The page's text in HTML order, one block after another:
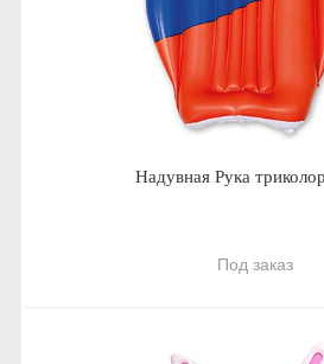
Надувная Рука
Под заказ